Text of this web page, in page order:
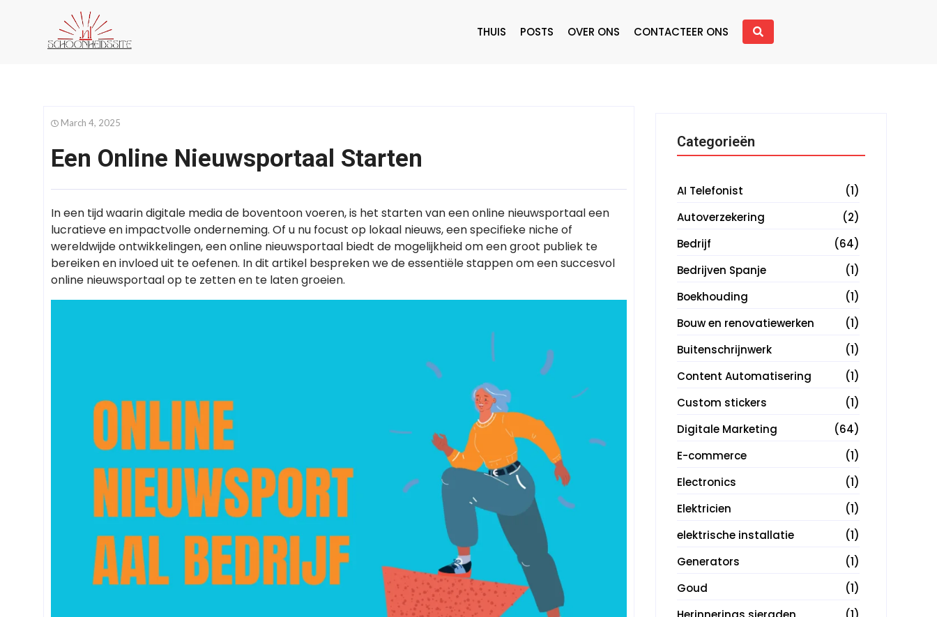
THUIS POSTS OVER ONS CONTACTEER ONS
March 4, 2025
Een Online Nieuwsportaal Starten
In een tijd waarin digitale media de boventoon voeren, is het starten van een online nieuwsportaal een
lucratieve en impactvolle onderneming. Of u nu focust op lokaal nieuws, een specifieke niche of
wereldwijde ontwikkelingen, een online nieuwsportaal biedt de mogelijkheid om een groot publiek te
bereiken en invloed uit te oefenen. In dit artikel bespreken we de essentiële stappen om een succesvol
online nieuwsportaal op te zetten en te laten groeien.
Categorieën
AI Telefonist
(1)
Autoverzekering
(2)
Bedrijf
(64)
Bedrijven Spanje
(1)
Boekhouding
(1)
Bouw en renovatiewerken
(1)
Buitenschrijnwerk
(1)
Content Automatisering
(1)
Custom stickers
(1)
Digitale Marketing
(64)
E-commerce
(1)
Electronics
(1)
Elektricien
(1)
elektrische installatie
(1)
Generators
(1)
Goud
(1)